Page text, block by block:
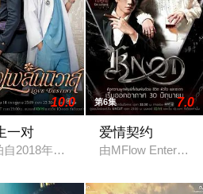
魂附到珊瑚上的故事。
10.0
一对
自2018年泰剧《天生一对》。
第6集 7.0
爱情契约
由MFlow